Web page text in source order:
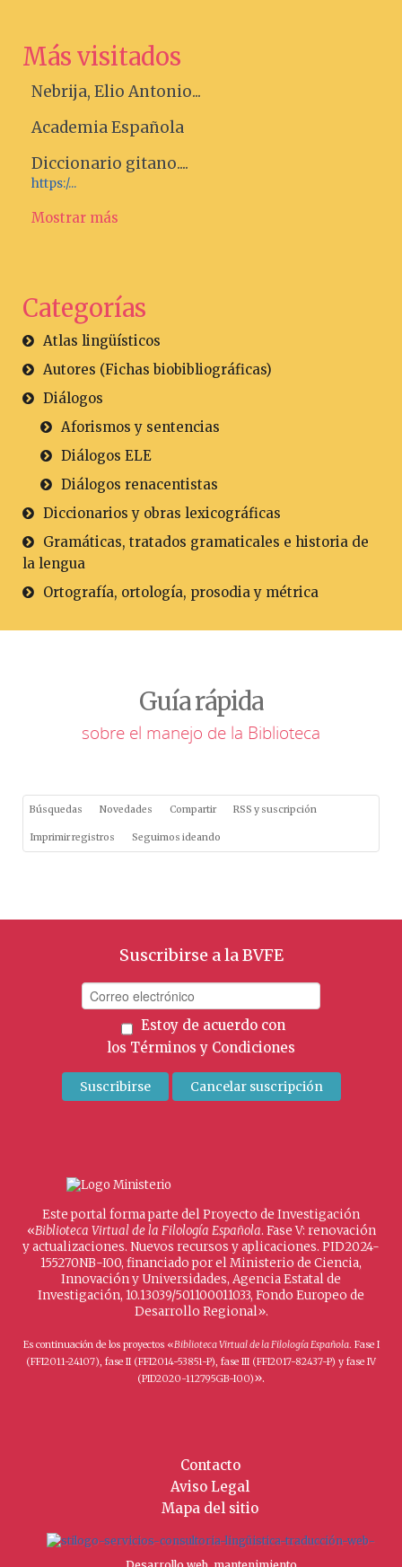
Más visitados
Nebrija, Elio Antonio...
Academia Española
Diccionario gitano....
https:/...
Mostrar más
Categorías
Atlas lingüísticos
Autores (Fichas biobibliográficas)
Diálogos
Aforismos y sentencias
Diálogos ELE
Diálogos renacentistas
Diccionarios y obras lexicográficas
Gramáticas, tratados gramaticales e historia de
la lengua
Ortografía, ortología, prosodia y métrica
Guía rápida
sobre el manejo de la Biblioteca
Búsquedas Novedades Compartir RSS y suscripción
Imprimir registros Seguimos ideando
Suscribirse a la BVFE
Estoy de acuerdo con
los Términos y Condiciones
Este portal forma parte del Proyecto de Investigación
«Biblioteca Virtual de la Filología Española. Fase V: renovación
y actualizaciones. Nuevos recursos y aplicaciones. PID2024-
155270NB-I00, financiado por el Ministerio de Ciencia,
Innovación y Universidades, Agencia Estatal de
Investigación, 10.13039/501100011033, Fondo Europeo de
Desarrollo Regional».
Es continuación de los proyectos «Biblioteca Virtual de la Filología Española. Fase I
(FFI2011-24107), fase II (FFI2014-53851-P), fase III (FFI2017-82437-P) y fase IV
(PID2020-112795GB-I00)».
Contacto
Aviso Legal
Mapa del sitio